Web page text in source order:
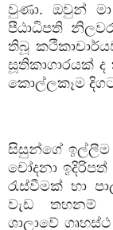
වුණා. ඔවුන්
පීඨාධිපති
තිබූ
සූතිකාගාරයක්
කොල්ලකෑම
සිසුන්ගේ ඉල්ලීම
චෝදනා
රැස්වීමක් හා
වැඩ තහනම්
ශාලාවේ